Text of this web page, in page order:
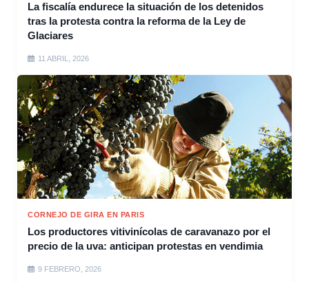
La fiscalía endurece la situación de los detenidos
tras la protesta contra la reforma de la Ley de
Glaciares
11 ABRIL, 2026
CORNEJO DE GIRA EN PARIS
Los productores vitivinícolas de caravanazo por el
precio de la uva: anticipan protestas en vendimia
9 FEBRERO, 2026